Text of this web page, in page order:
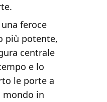
feroce
più potente,
centrale
e lo
le porte a
mondo in